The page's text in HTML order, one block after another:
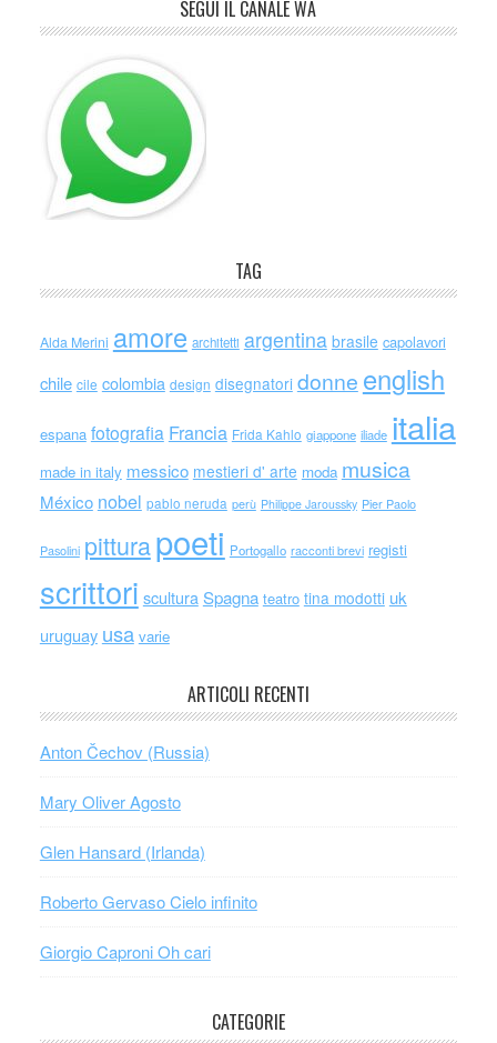
SEGUI IL CANALE WA
TAG
Alda Merini amore architetti argentina brasile capolavori
chile cile colombia design disegnatori donne english
espana fotografia Francia Frida Kahlo giappone iliade italia
made in italy messico mestieri d' arte moda musica
México nobel pablo neruda perù Philippe Jaroussky Pier Paolo
Pasolini pitturapoeti Portogallo racconti brevi registi
scrittori scultura Spagna teatro tina modotti uk
uruguay usa varie
ARTICOLI RECENTI
Anton Čechov (Russia)
Mary Oliver Agosto
Glen Hansard (Irlanda)
Roberto Gervaso Cielo infinito
Giorgio Caproni Oh cari
CATEGORIE